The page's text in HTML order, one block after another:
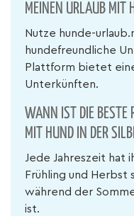
MEINEN URLAUB MIT
Nutze hunde-
hundefreundliche
Plattform bietet
Unterkünften.
WANN IST DIE BESTE
MIT HUND IN DER
Jede Jahreszeit hat
Frühling und Herbst
während der
ist.